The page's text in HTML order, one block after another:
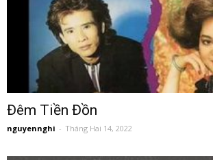
Đêm Tiền Đồn
nguyennghi - Tháng Hai 14, 2022